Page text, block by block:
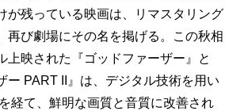
が残っている映画は、リマスタリング
再び劇場にその名を掲げる。この秋相
上映された『ゴッドファーザー』と
ー PART II』は、デジタル技術を用い
経て、鮮明な画質と音質に改善され